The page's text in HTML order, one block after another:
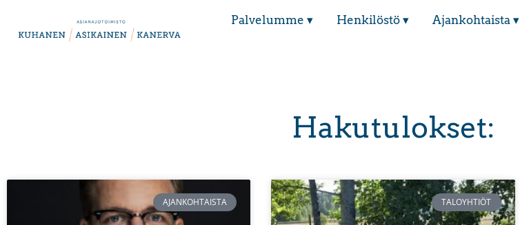
Palvelumme ▾ Henkilöstö ▾ Ajankohtaista ▾
Hakutulokset:
AJANKOHTAISTA TALOYHTIÖT